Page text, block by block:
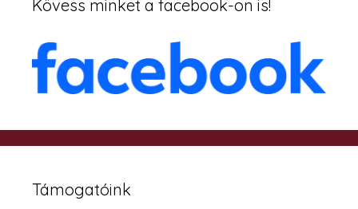
Kövess minket a facebook-on is!
Támogatóink